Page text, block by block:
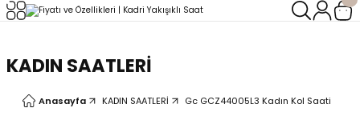
KADIN SAATLERİ
Anasayfa KADIN SAATLERİ Gc GCZ44005L3 Kadın Kol Saati
Geri Dön
Geri Dön